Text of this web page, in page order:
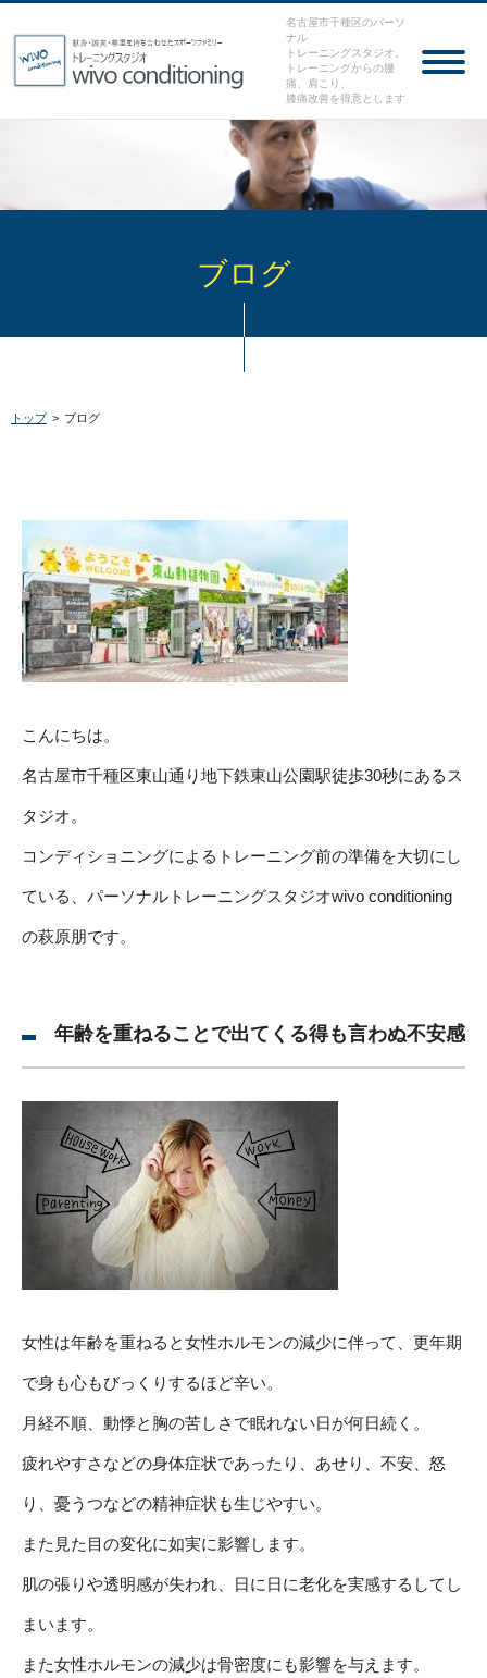
名古屋市千種区のパーソ
ナル
トレーニングスタジオ。
トレーニングからの腰
痛、肩こり、
膝痛改善を得意とします
ブログ
トップ > ブログ
こんにちは。
名古屋市千種区東山通り地下鉄東山公園駅徒歩30秒にあるス
タジオ。
コンディショニングによるトレーニング前の準備を大切にし
ている、パーソナルトレーニングスタジオwivo conditioning
の萩原朋です。
年齢を重ねることで出てくる得も言わぬ不安感
女性は年齢を重ねると女性ホルモンの減少に伴って、更年期
で身も心もびっくりするほど辛い。
月経不順、動悸と胸の苦しさで眠れない日が何日続く。
疲れやすさなどの身体症状であったり、あせり、不安、怒
り、憂うつなどの精神症状も生じやすい。
また見た目の変化に如実に影響します。
肌の張りや透明感が失われ、日に日に老化を実感するしてし
まいます。
また女性ホルモンの減少は骨密度にも影響を与えます。